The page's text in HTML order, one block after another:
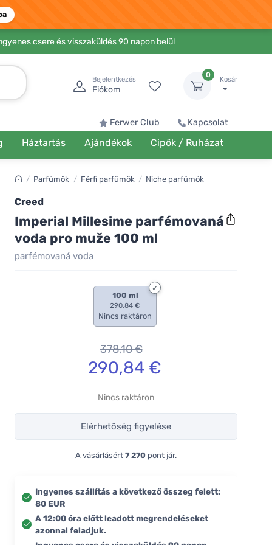
csere és visszaküldés 90 napon belül
Bejelentkezés
Fiókom
0
Kosár
Ferwer Club Kapcsolat
Háztartás Ajándékok Cipők / Ruházat
/ Parfümök / Férfi parfümök / Niche parfümök
Creed
Imperial Millesime parfémovaná
voda pro muže 100 ml
parfémovaná voda
100 ml
290,84 €
Nincs raktáron
378,10€
290,84 €
Nincs raktáron
Elérhetőség figyelése
A vásárlásért 7 270 pont jár.
Ingyenes szállítás a következő összeg felett:
80 EUR
A 12:00 óra előtt leadott megrendeléseket
azonnal feladjuk.